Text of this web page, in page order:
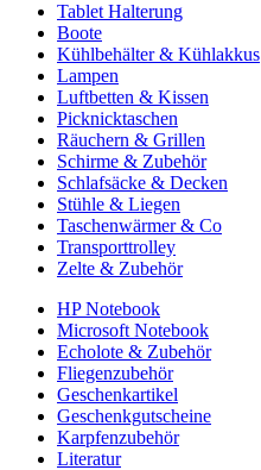
Tablet Halterung
Boote
Kühlbehälter & Kühlakkus
Lampen
Luftbetten & Kissen
Picknicktaschen
Räuchern & Grillen
Schirme & Zubehör
Schlafsäcke & Decken
Stühle & Liegen
Taschenwärmer & Co
Transporttrolley
Zelte & Zubehör
HP Notebook
Microsoft Notebook
Echolote & Zubehör
Fliegenzubehör
Geschenkartikel
Geschenkgutscheine
Karpfenzubehör
Literatur